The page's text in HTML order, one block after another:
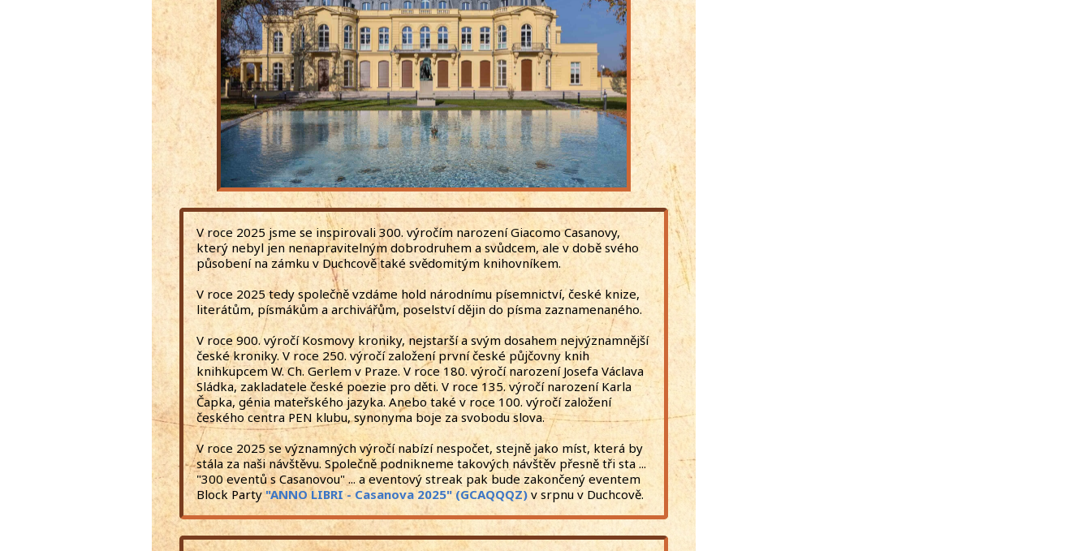
V roce 2025 jsme se inspirovali 300. výročím narození Giacomo Casanovy,
který nebyl jen nenapravitelným dobrodruhem a svůdcem, ale v době svého
působení na zámku v Duchcově také svědomitým knihovníkem.
V roce 2025 tedy společně vzdáme hold národnímu písemnictví, české knize,
literátům, písmákům a archivářům, poselství dějin do písma zaznamenaného.
V roce 900. výročí Kosmovy kroniky, nejstarší a svým dosahem nejvýznamnější
české kroniky. V roce 250. výročí založení první české půjčovny knih
knihkupcem W. Ch. Gerlem v Praze. V roce 180. výročí narození Josefa Václava
Sládka, zakladatele české poezie pro děti. V roce 135. výročí narození Karla
Čapka, génia mateřského jazyka. Anebo také v roce 100. výročí založení
českého centra PEN klubu, synonyma boje za svobodu slova.
V roce 2025 se významných výročí nabízí nespočet, stejně jako míst, která by
stála za naši návštěvu. Společně podnikneme takových návštěv přesně tři sta ...
"300 eventů s Casanovou" ... a eventový streak pak bude zakončený eventem
Block Party"ANNO LIBRI - Casanova 2025" (GCAQQQZ) v srpnu v Duchcově.